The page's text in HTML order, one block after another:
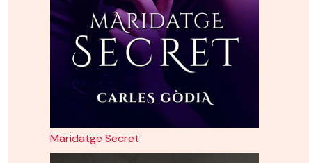
Maridatge Secret